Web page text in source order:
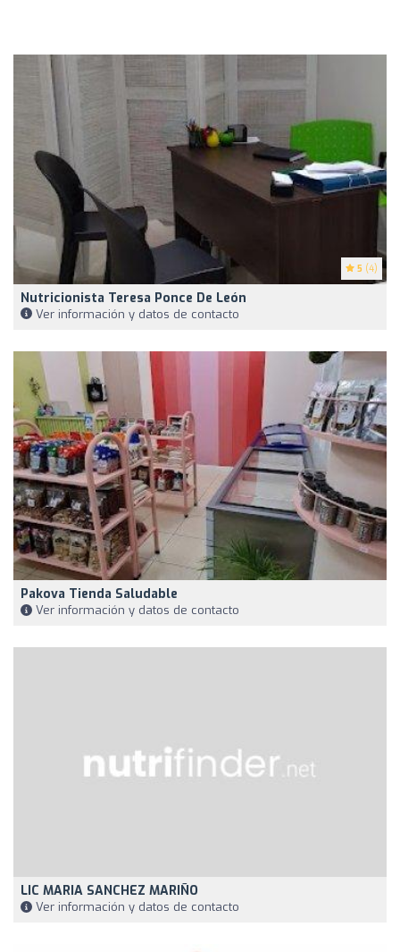
5 (4)
Nutricionista Teresa Ponce De León
Ver información y datos de contacto
Pakova Tienda Saludable
Ver información y datos de contacto
LIC MARIA SANCHEZ MARIÑO
Ver información y datos de contacto